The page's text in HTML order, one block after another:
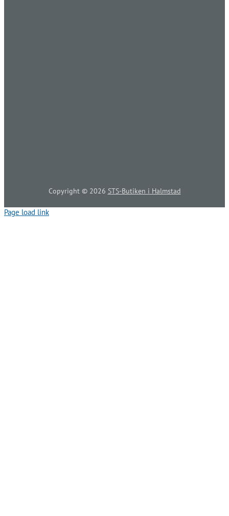
Copyright © 2026 STS-Butiken i Halmstad
Page load link